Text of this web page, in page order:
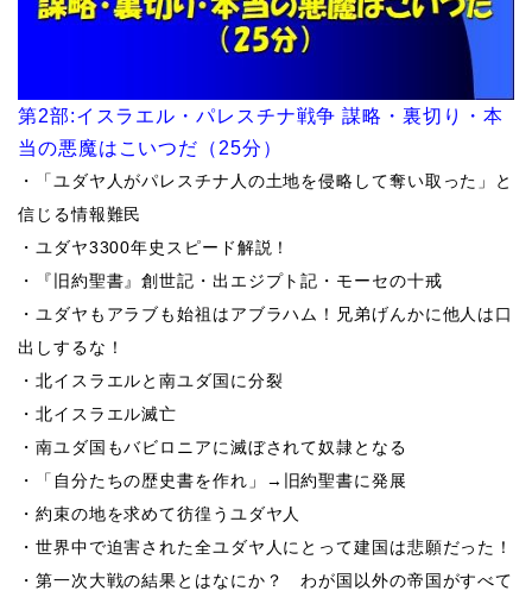
第2部:イスラエル・パレスチナ戦争 謀略・裏切り・本
当の悪魔はこいつだ（ 25分）
・「ユダヤ人がパレスチナ人の土地を侵略して奪い取った」と
信じる情報難民
・ユダヤ3300年史スピード解説！
・『旧約聖書』創世記・出エジプト記・モーセの十戒
・ユダヤもアラブも始祖はアブラハム！兄弟げんかに他人は口
出しするな！
・北イスラエルと南ユダ国に分裂
・北イスラエル滅亡
・南ユダ国もバビロニアに滅ぼされて奴隷となる
・「自分たちの歴史書を作れ」
→ 旧約聖書に発展
・約束の地を求めて彷徨うユダヤ人
・世界中で迫害された全ユダヤ人にとって建国は悲願だった！
・第一次大戦の結果とはなにか？ わが国以外の帝国がすべて